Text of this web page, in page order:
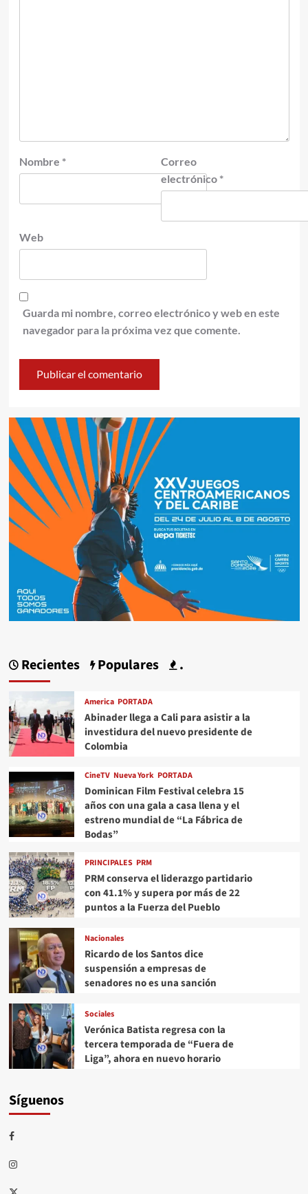
Nombre *
Correo
electrónico *
Web
Guarda mi nombre, correo electrónico y web en este
navegador para la próxima vez que comente.
Recientes Populares .
America PORTADA
Abinader llega a Cali para asistir a la
investidura del nuevo presidente de
Colombia
CineTV Nueva York PORTADA
Dominican Film Festival celebra 15
años con una gala a casa llena y el
estreno mundial de “La Fábrica de
Bodas”
PRINCIPALES PRM
PRM conserva el liderazgo partidario
con 41.1% y supera por más de 22
puntos a la Fuerza del Pueblo
Nacionales
Ricardo de los Santos dice
suspensión a empresas de
senadores no es una sanción
Sociales
Verónica Batista regresa con la
tercera temporada de “Fuera de
Liga”, ahora en nuevo horario
Síguenos